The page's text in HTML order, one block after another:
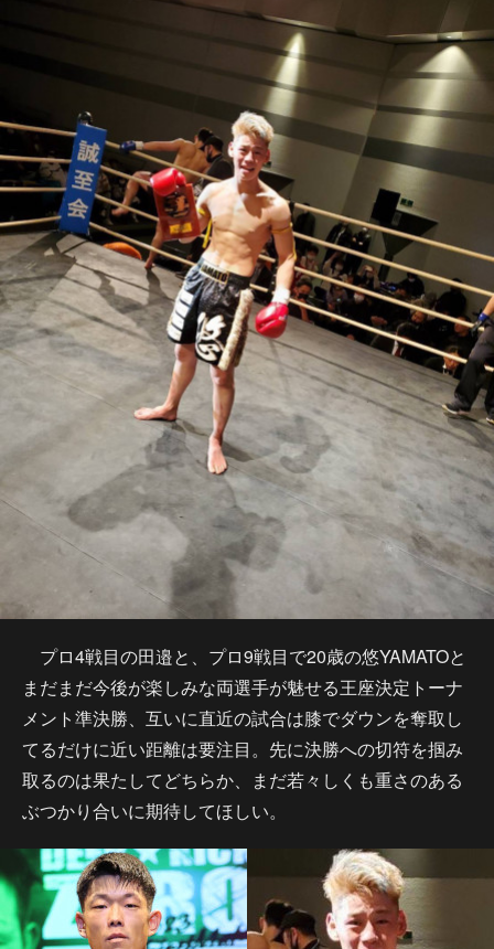
プロ4戦目の田邉と、プロ9戦目で20歳の悠YAMATOと
まだまだ今後が楽しみな両選手が魅せる王座決定トーナ
メント準決勝、互いに直近の試合は膝でダウンを奪取し
てるだけに近い距離は要注目。先に決勝への切符を掴み
取るのは果たしてどちらか、まだ若々しくも重さのある
ぶつかり合いに期待してほしい。